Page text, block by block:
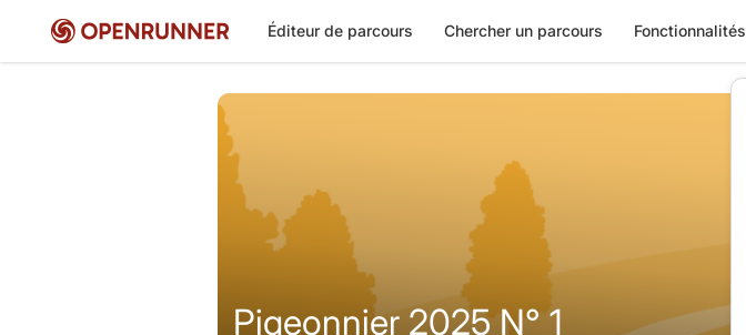
Éditeur de parcours Chercher un parcours Fonctionnalités
Pigeonnier 2025 N° 1